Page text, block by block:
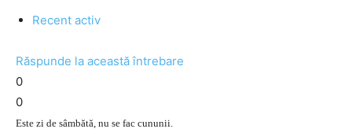
Recent activ
Răspunde la această întrebare
0
0
Este zi de sâmbătă, nu se fac cununii.